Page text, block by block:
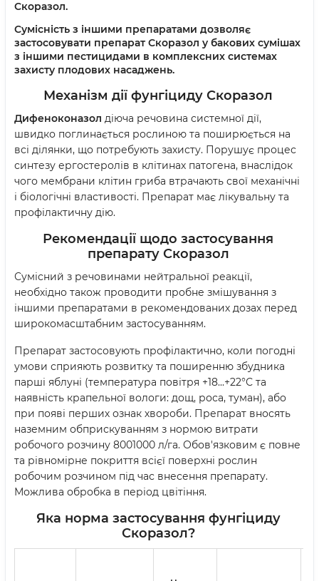
Скоразол.
Сумісність з іншими препаратами дозволяє
застосовувати препарат Скоразол у бакових сумішах
з іншими пестицидами в комплексних системах
захисту плодових насаджень.
Механізм дії фунгіциду Скоразол
Дифеноконазол діюча речовина системної дії,
швидко поглинається рослиною та поширюється на
всі ділянки, що потребують захисту. Порушує процес
синтезу ергостеролів в клітинах патогена, внаслідок
чого мембрани клітин гриба втрачають свої механічні
і біологічні властивості. Препарат має лікувальну та
профілактичну дію.
Рекомендації щодо застосування
препарату Скоразол
Сумісний з речовинами нейтральної реакції,
необхідно також проводити пробне змішування з
іншими препаратами в рекомендованих дозах перед
широкомасштабним застосуванням.
Препарат застосовують профілактично, коли погодні
умови сприяють розвитку та поширенню збудника
парші яблуні (температура повітря +18...+22°С та
наявність крапельної вологи: дощ, роса, туман), або
при появі перших ознак хвороби. Препарат вносять
наземним обприскуванням з нормою витрати
робочого розчину 8001000 л/га. Обов'язковим є повне
та рівномірне покриття всієї поверхні рослин
робочим розчином під час внесення препарату.
Можлива обробка в період цвітіння.
Яка норма застосування фунгіциду
Скоразол?